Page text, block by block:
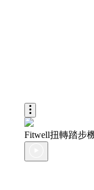
Fitwell扭轉踏步